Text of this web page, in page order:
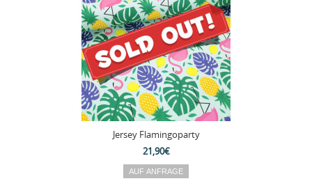
Jersey Flamingoparty
21,90€